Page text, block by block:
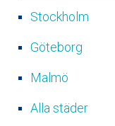
Stockholm
Göteborg
Malmö
Alla städer